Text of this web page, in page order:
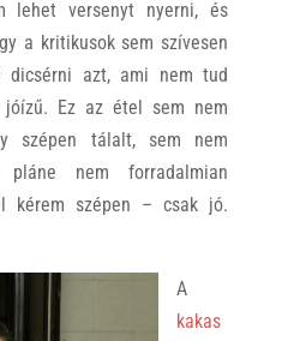
lehet versenyt nyerni, és
a kritikusok sem szívesen
dicsérni azt, ami nem tud
Ez az étel sem nem
szépen tálalt, sem nem
pláne nem forradalmian
kérem szépen – csak jó.
A
kakas